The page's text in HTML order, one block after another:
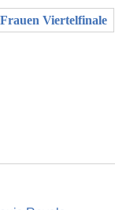
Viertelfinale